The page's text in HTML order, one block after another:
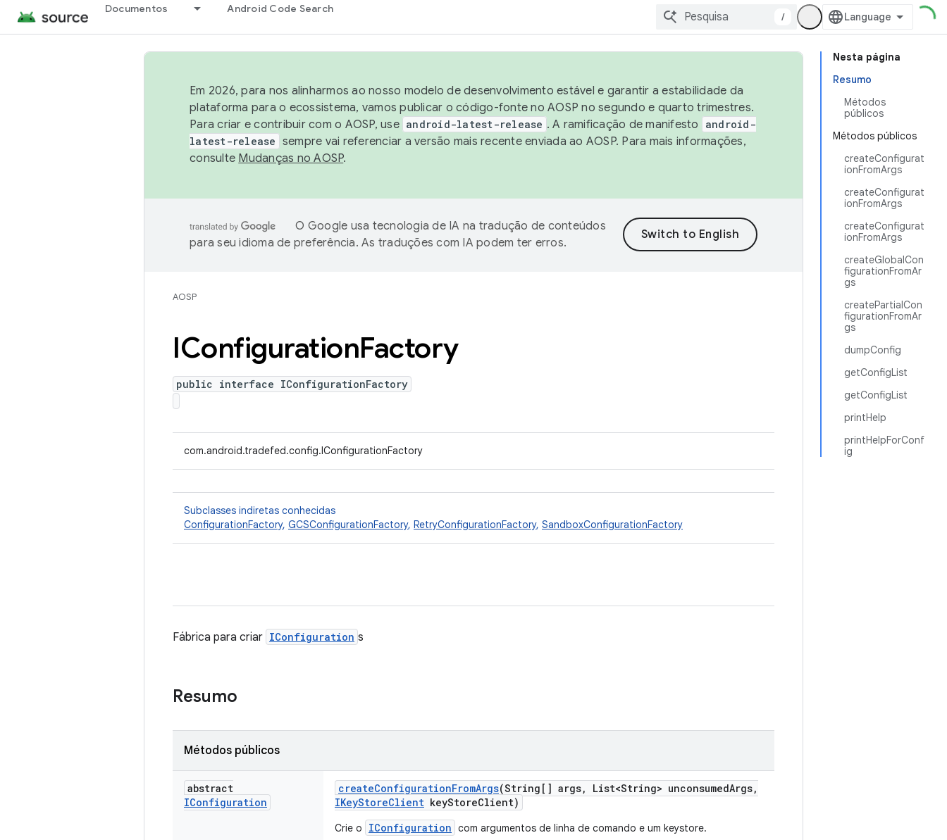
Documentos Android Code Search
/
Nesta página
Resumo
Métodos
públicos
Métodos públicos
createConfigurat
ionFromArgs
createConfigurat
ionFromArgs
createConfigurat
ionFromArgs
createGlobalCon
figurationFromAr
gs
createPartialCon
figurationFromAr
gs
dumpConfig
getConfigList
getConfigList
printHelp
printHelpForConf
ig
Em 2026, para nos alinharmos ao nosso modelo de desenvolvimento estável e garantir a estabilidade da
plataforma para o ecossistema, vamos publicar o código-fonte no AOSP no segundo e quarto trimestres.
Para criar e contribuir com o AOSP, use android-latest-release . A ramificação de manifesto
android-
latest-release sempre vai referenciar a versão mais recente enviada ao AOSP. Para mais informações,
consulte Mudanças no AOSP.
O Google usa tecnologia de IA na tradução de conteúdos
para seu idioma de preferência. As traduções com IA podem ter erros.
AOSP
IConfigurationFactory
public interface IConfigurationFactory
com.android.tradefed.config.IConfigurationFactory
Subclasses indiretas conhecidas
ConfigurationFactory, GCSConfigurationFactory, RetryConfigurationFactory, SandboxConfigurationFactory
Fábrica para criar IConfiguration s
Resumo
Métodos públicos
abstract
IConfiguration
createConfigurationFromArgs(String[] args, List<String> unconsumedArgs,
IKeyStoreClient keyStoreClient)
Crie o IConfiguration com argumentos de linha de comando e um keystore.